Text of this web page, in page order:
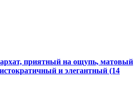
приятный на ощупь, матовый
и элегантный (14